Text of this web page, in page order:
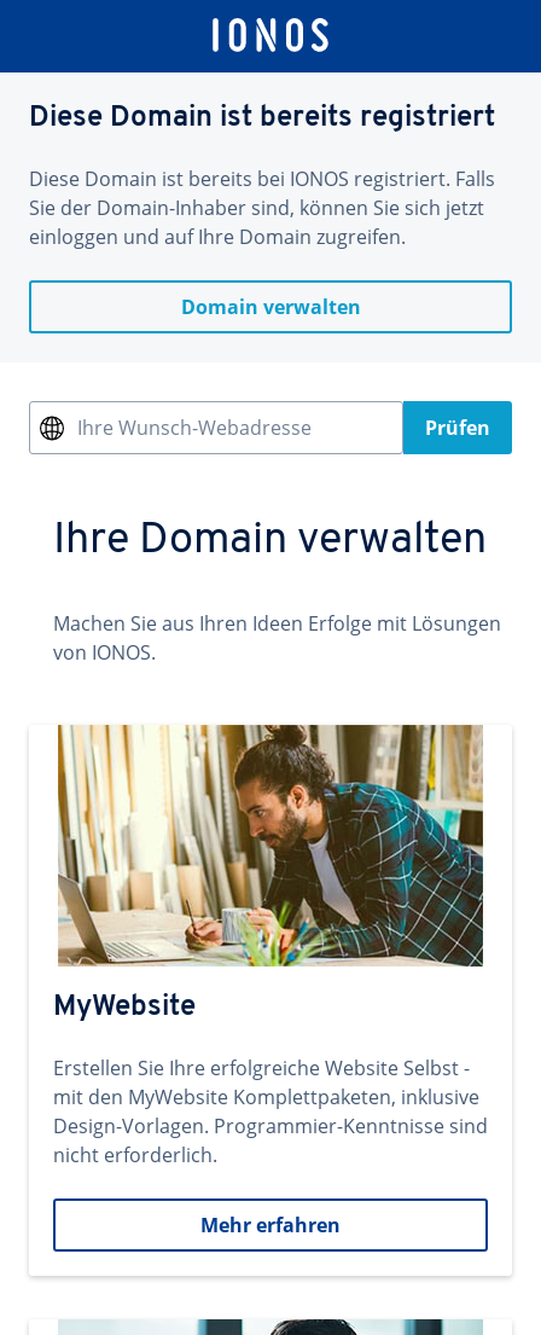
Diese Domain ist bereits registriert
Diese Domain ist bereits bei IONOS registriert. Falls
Sie der Domain-Inhaber sind, können Sie sich jetzt
einloggen und auf Ihre Domain zugreifen.
Domain verwalten
Ihre Wunsch-Webadresse Prüfen
Ihre Domain verwalten
Machen Sie aus Ihren Ideen Erfolge mit Lösungen
von IONOS.
MyWebsite
Erstellen Sie Ihre erfolgreiche Website Selbst -
mit den MyWebsite Komplettpaketen, inklusive
Design-Vorlagen. Programmier-Kenntnisse sind
nicht erforderlich.
Mehr erfahren